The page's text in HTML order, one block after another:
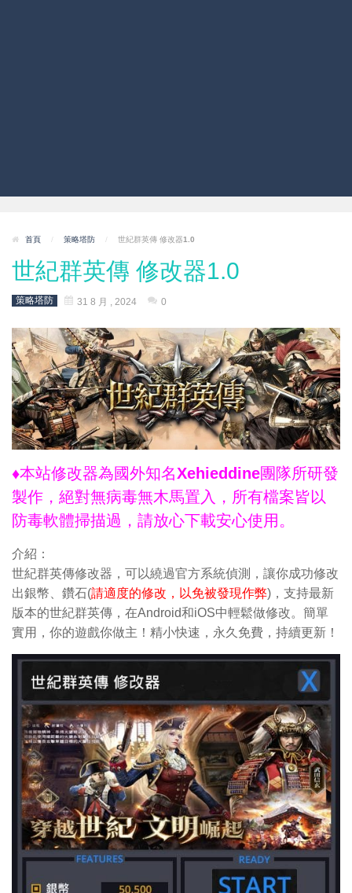
首頁 / 策略塔防 / 世紀群英傳 修改器1.0
世紀群英傳 修改器1.0
策略塔防 31 8 月 , 2024 0
♦本站修改器為國外知名Xehieddine團隊所研發
製作，絕對無病毒無木馬置入，所有檔案皆以
防毒軟體掃描過，請放心下載安心使用。
介紹：
世紀群英傳修改器，可以繞過官方系統偵測，讓你成功修改
出銀幣、鑽石(請適度的修改，以免被發現作弊)，支持最新
版本的世紀群英傳，在Android和iOS中輕鬆做修改。簡單
實用，你的遊戲你做主！精小快速，永久免費，持續更新！